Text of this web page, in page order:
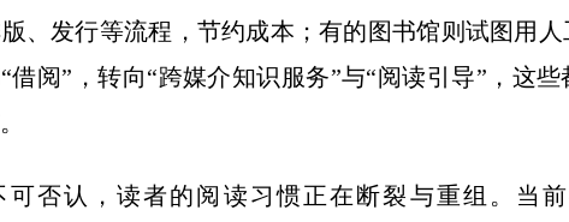
、发行等流程，节约成本；有的图书馆则试图用
借阅”，转向“跨媒介知识服务”与“阅读引导”，这
认，读者的阅读习惯正在断裂与重组。当前